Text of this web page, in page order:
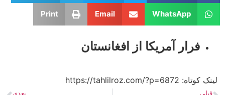
WhatsApp
Email
Print
فرار آمریکا از افغانستان
لینک کوتاه:​ https://tahlilroz.com/?p=6872
قبلی بعدی